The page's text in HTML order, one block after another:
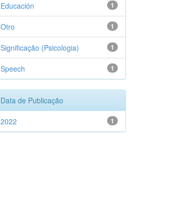
1
Educación
1
Otro
1
Significação (Psicologia)
1
Speech
Data de Publicação
1
2022